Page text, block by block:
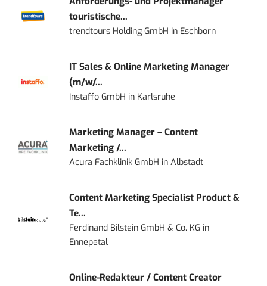
touristische...
trendtours Holding GmbH in Eschborn
IT Sales & Online Marketing Manager
(m/w/...
Instaffo GmbH in Karlsruhe
Marketing Manager – Content
Marketing /...
Acura Fachklinik GmbH inAlbstadt
Content Marketing Specialist Product &
Te...
Ferdinand Bilstein GmbH & Co. KG in
Ennepetal
Online-Redakteur / Content Creator